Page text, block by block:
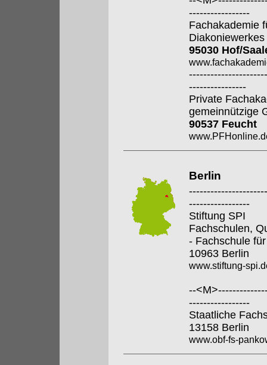
-----------------
Fachakademie
95030 Hof/
----------------
Private
gemeinnützige
90537 Feucht
Berlin
-----------------
Stiftung SPI
Fachschulen,
- Fachschule
10963 Berlin
www.stiftung-
--
-----------------
Staatliche
13158 Berlin
www.obf-fs-